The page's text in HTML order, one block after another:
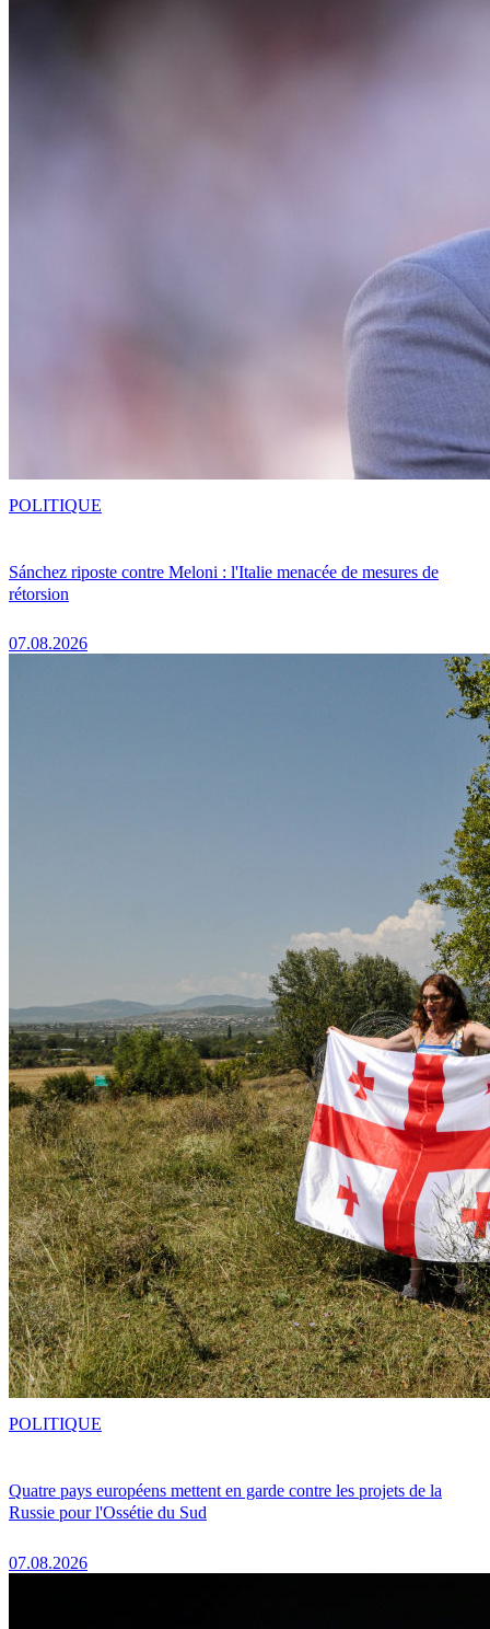
Sánchez riposte contre Meloni : l'Italie menacée de mesures de
rétorsion
07.08.2026
POLITIQUE
Quatre pays européens mettent en garde contre les projets de la
Russie pour l'Ossétie du Sud
07.08.2026
POLITIQUE